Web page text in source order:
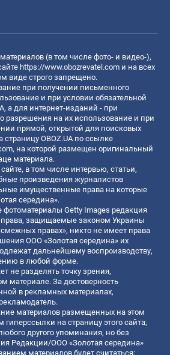
(в том числе фото- и видео-),
https://www.obozrevatel.com и на всех
виде строго запрещено.
при получении письменного
и при условии обязательной
а для интернет-изданий - при
разрешения на их использование и при
прямой, открытой для поисковых
OBOZ.UA по ссылке
, на которой размещен оригинальный
материала.
в том числе интервью, статьи,
произведения журналистов
имущественные права на которые
середина».
фотоматериалы Getty Images редакция
защищаемые законом Украины
смежных правах», никто не имеет права
ООО «Золотая середина» их
дальнейшему воспроизводству,
в любой форме.
не разделять точку зрения,
материале. За достоверность
в рекламных материалах,
материалов размещенных на этом
гиперссылки на страницу этого сайта,
другого упоминания, но без
Редакции/ООО «Золотая середина»
материалов будет считаться: